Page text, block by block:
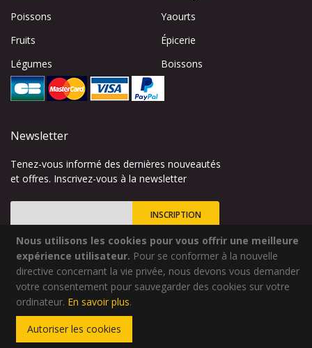
Nous utilisons les cookies pour vous offrir une meilleure
expérience utilisateur. Pour se conformer à la nouvelle
directive concernant la vie privée, nous devons vous demander
votre consentement pour sauvegarder des cookies sur votre
ordinateur. En savoir plus.
Autoriser les cookies
Poissons
Fruits
Légumes
Yaourts
Épicerie
Boissons
Newsletter
Tenez-vous informé des dernières nouveautés
et offres. Inscrivez-vous à la newsletter
Inscription
notre
lettre
INSCRIPTION
Site créé parCodsense